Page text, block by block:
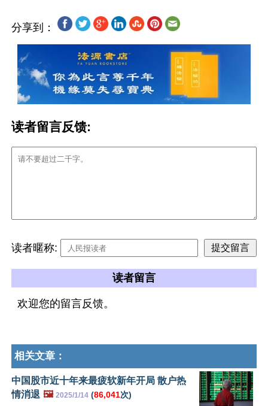
分享到：
读者留言反馈:
读者暱称:
读者留言
欢迎您的留言反馈。
相关文章：
中国股市近十年来最疲软新年开局 散户热
情消退 🖼️ 2025/1/14 (86,041次)